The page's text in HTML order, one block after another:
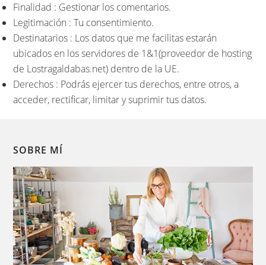
Finalidad : Gestionar los comentarios.
Legitimación : Tu consentimiento.
Destinatarios : Los datos que me facilitas estarán
ubicados en los servidores de 1&1(proveedor de hosting
de Lostragaldabas.net) dentro de la UE.
Derechos : Podrás ejercer tus derechos, entre otros, a
acceder, rectificar, limitar y suprimir tus datos.
SOBRE MÍ